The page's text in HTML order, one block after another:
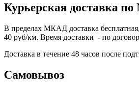
Курьерская доставка
В пределах МКАД доставка
40 руб/км. Время доставки - по
Доставка в течение 48 часов после
Самовывоз